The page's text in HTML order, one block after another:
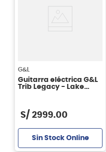
G&L
Guitarra eléctrica G&L
Trib Legacy - Lake
S/ 2999.00
Sin Stock Online